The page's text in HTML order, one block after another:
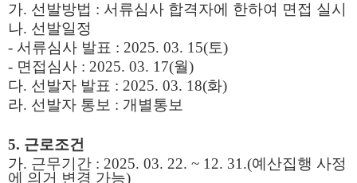
가. 선발방법 : 서류심사 합격자에 한하여 면접 실시
나. 선발일정
- 서류심사 발표 : 2025. 03. 15(토)
- 면접심사 : 2025. 03. 17(월)
다. 선발자 발표 : 2025. 03. 18(화)
라. 선발자 통보 : 개별통보
5. 근로조건
가. 근무기간 : 2025. 03. 22. ~ 12. 31.(예산집행 사정
에 의거 변경 가능)